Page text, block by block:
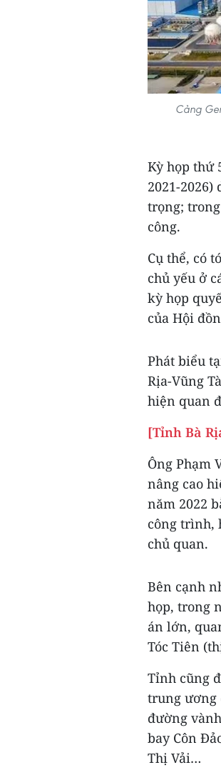
Cảng
Kỳ họp thứ
2021-
trọng;
công.
Cụ thể, có
chủ yếu ở
kỳ họp
của Hội
Phát biểu
Rịa-Vũng
hiện quan
[Tỉnh Bà
Ông Phạm
nâng cao
năm 2022
công trình,
chủ quan.
Bên cạnh
họp, trong
án lớn,
Tóc Tiên
Tỉnh cũng
trung ương
đường
bay Côn
Thị Vải…